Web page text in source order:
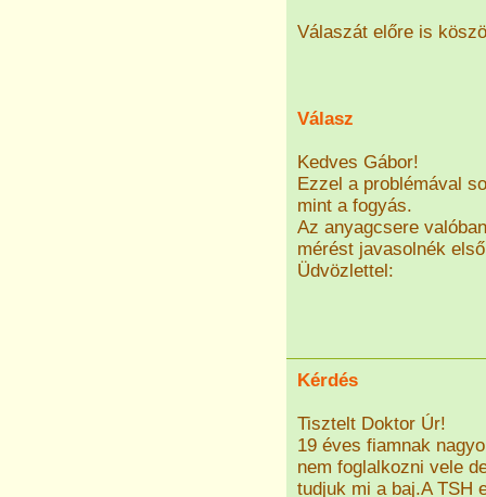
Válaszát előre is
Válasz
Kedves Gábor!
Ezzel a problémával
mint a fogyás.
Az anyagcsere
mérést javasolnék
Üdvözlettel:
Kérdés
Tisztelt Doktor Úr!
19 éves fiamnak
nem foglalkozni vele
tudjuk mi a baj.A TSH